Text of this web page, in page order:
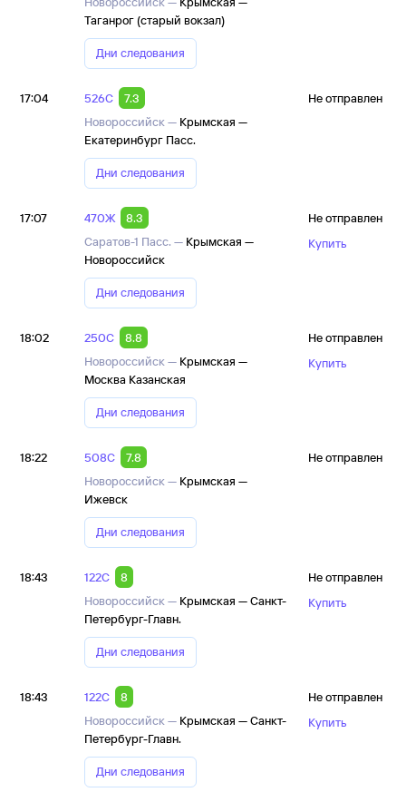
Таганрог (старый вокзал)
Дни следования
17:04 526С
7.3
Новороссийск — Крымская —
Екатеринбург Пасс.
Дни следования
Не отправлен
17:07 470Ж
8.3
Саратов-1 Пасс. — Крымская —
Новороссийск
Дни следования
Не отправлен
Купить
18:02 250С
8.8
Новороссийск — Крымская —
Москва Казанская
Дни следования
Не отправлен
Купить
18:22 508С
7.8
Новороссийск — Крымская —
Ижевск
Дни следования
Не отправлен
18:43 122С
8
Новороссийск — Крымская — Санкт-
Петербург-Главн.
Дни следования
Не отправлен
Купить
18:43 122С
8
Новороссийск — Крымская — Санкт-
Петербург-Главн.
Дни следования
Не отправлен
Купить